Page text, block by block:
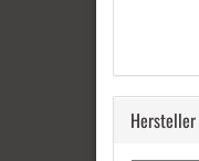
Hersteller